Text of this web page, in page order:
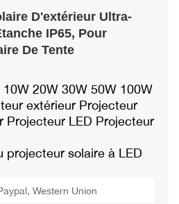
D'extérieur Ultra-
IP65, Pour
De Tente
20W 30W 50W 100W
extérieur Projecteur
Projecteur LED Projecteur
projecteur solaire à LED
Western Union